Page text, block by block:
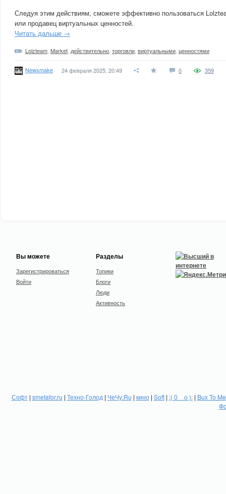
Следуя этим действиям, сможете эффективно пользоваться
или продавец виртуальных ценностей.
Читать дальше →
Lolzteam Market действительно торговли виртуальными ценностями
Newsmake 24 февраля 2025, 20:49 0 359
Вы можете
Зарегистрироваться
Войти
Разделы
Топики
Блоги
Люди
Активность
Софт| smetafor.ru | Техно-Голод | ЧеЧу.Ru | кино| Soft| :( 0 _ о ):| Bux To Me